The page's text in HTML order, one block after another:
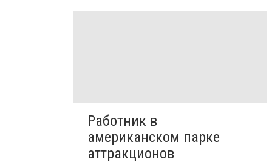
Работник в
американском парке
аттракционов